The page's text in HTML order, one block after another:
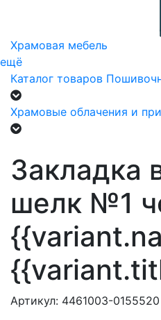
Храмовая мебель
ещё
Каталог товаров
Храмовые облачения и
Закладка
шелк №1
Артикул: 4461003-0155520